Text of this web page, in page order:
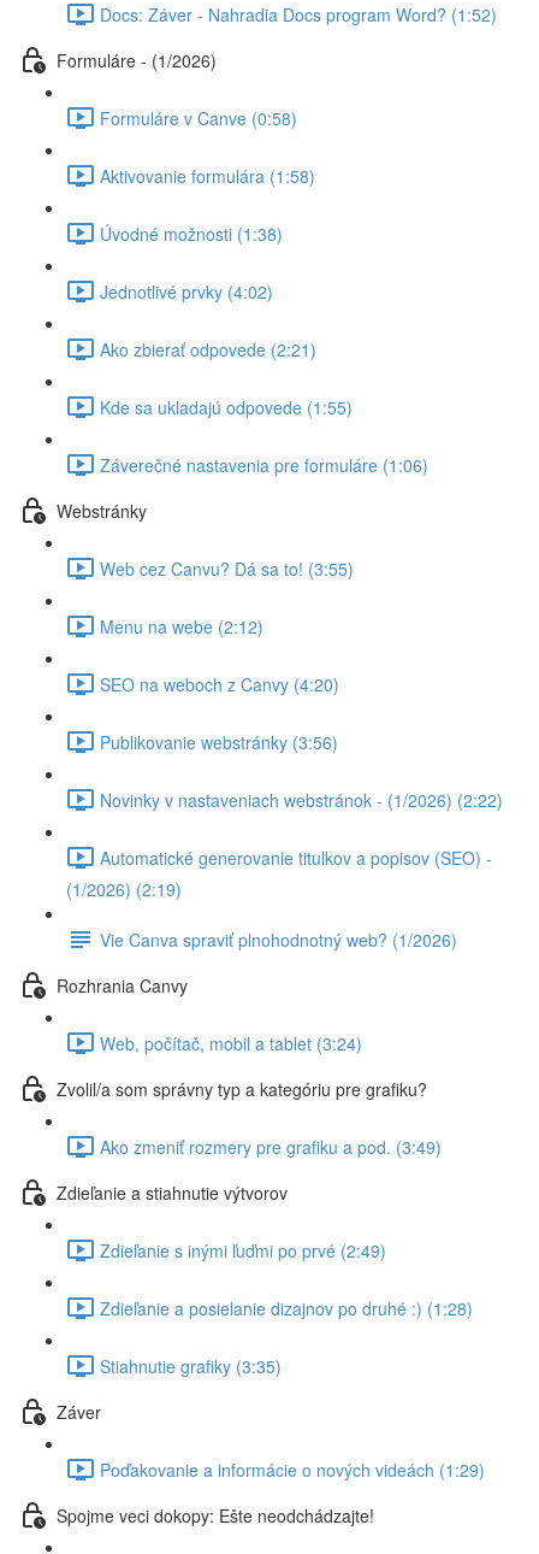
Docs: Záver - Nahradia Docs program Word? (1:52)
Formuláre - (1/2026)
Formuláre v Canve (0:58)
Aktivovanie formulára (1:58)
Úvodné možnosti (1:38)
Jednotlivé prvky (4:02)
Ako zbierať odpovede (2:21)
Kde sa ukladajú odpovede (1:55)
Záverečné nastavenia pre formuláre (1:06)
Webstránky
Web cez Canvu? Dá sa to! (3:55)
Menu na webe (2:12)
SEO na weboch z Canvy (4:20)
Publikovanie webstránky (3:56)
Novinky v nastaveniach webstránok - (1/2026) (2:22)
Automatické generovanie titulkov a popisov (SEO) -
(1/2026) (2:19)
Vie Canva spraviť plnohodnotný web? (1/2026)
Rozhrania Canvy
Web, počítač, mobil a tablet (3:24)
Zvolil/a som správny typ a kategóriu pre grafiku?
Ako zmeniť rozmery pre grafiku a pod. (3:49)
Zdieľanie a stiahnutie výtvorov
Zdieľanie s inými ľuďmi po prvé (2:49)
Zdieľanie a posielanie dizajnov po druhé :) (1:28)
Stiahnutie grafiky (3:35)
Záver
Poďakovanie a informácie o nových videách (1:29)
Spojme veci dokopy: Ešte neodchádzajte!